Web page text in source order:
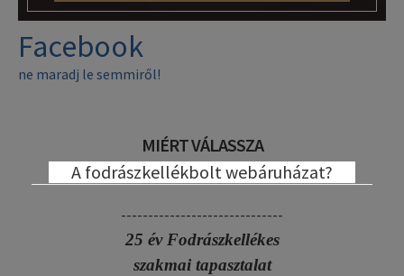
Facebook
ne maradj le semmiről!
MIÉRT VÁLASSZA
A fodrászkellékbolt webáruházat?
------------------------------
25 év Fodrászkellékes
szakmai tapasztalat